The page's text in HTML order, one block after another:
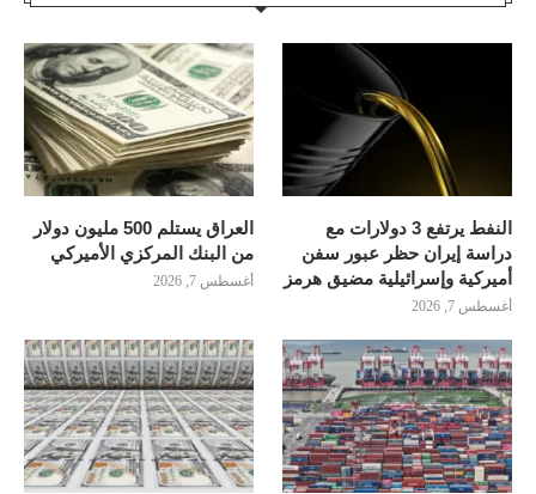
النفط يرتفع 3 دولارات مع
دراسة إيران حظر عبور سفن
أميركية وإسرائيلية مضيق هرمز
أغسطس 7, 2026
العراق يستلم 500 مليون دولار
من البنك المركزي الأميركي
أغسطس 7, 2026